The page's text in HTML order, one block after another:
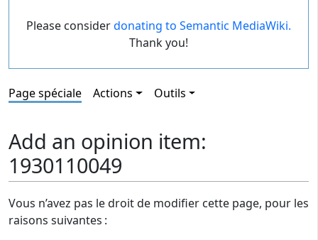
Please considerdonating to Semantic MediaWiki.
Thank you!
Page spéciale Actions Outils
Add an opinion item:
1930110049
Vous n’avez pas le droit de modifier cette page, pour les
raisons suivantes :